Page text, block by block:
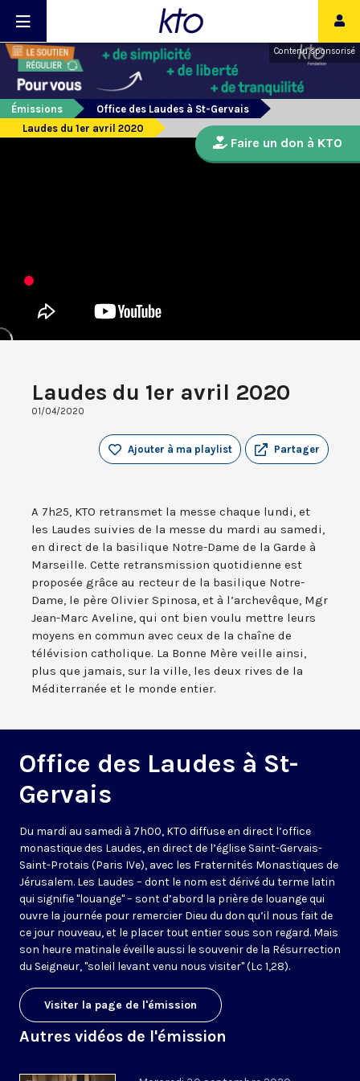
Contenu sponsorisé
Émissions
Office des Laudes à St-Gervais
Laudes du 1er avril 2020
Laudes du 1er avril 2020
01/04/2020
Partager
Ajouter à ma playlist
A 7h25, KTO retransmet la messe chaque lundi, et
les Laudes suivies de la messe du mardi au samedi,
en direct de la basilique Notre-Dame de la Garde à
Marseille. Cette retransmission quotidienne est
proposée grâce au recteur de la basilique Notre-
Dame, le père Olivier Spinosa, et à l’archevêque, Mgr
Jean-Marc Aveline, qui ont bien voulu mettre leurs
moyens en commun avec ceux de la chaîne de
télévision catholique. La Bonne Mère veille ainsi,
plus que jamais, sur la ville, les deux rives de la
Méditerranée et le monde entier.
Office des Laudes à St-
Gervais
Du mardi au samedi à 7h00, KTO diffuse en direct l’office
monastique des Laudes, en direct de l’église Saint-Gervais-
Saint-Protais (Paris IVe), avec les Fraternités Monastiques de
Jérusalem. Les Laudes – dont le nom est dérivé du terme latin
qui signifie "louange" – sont d’abord la prière de louange qui
ouvre la journée pour remercier Dieu du don qu’il nous fait de
ce jour nouveau, et le placer tout entier sous son regard. Mais
son heure matinale éveille aussi le souvenir de la Résurrection
du Seigneur, "soleil levant venu nous visiter" (Lc 1,28).
Visiter la page de l'émission
Autres vidéos de l'émission
Faire un don à KTO